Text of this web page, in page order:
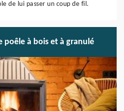
de lui passer un coup de fil.
poêle à bois et à granulé